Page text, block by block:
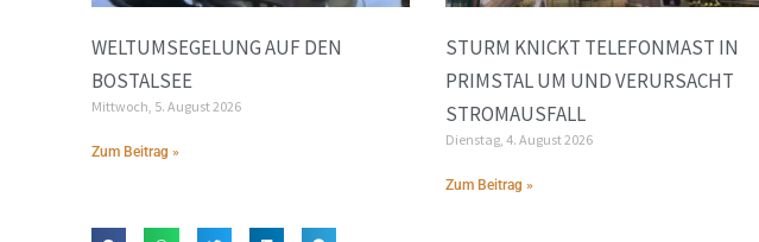
WELTUMSEGELUNG AUF DEN
BOSTALSEE
Mittwoch, 5. August 2026
Zum Beitrag »
STURM KNICKT TELEFONMAST IN
PRIMSTAL UM UND VERURSACHT
STROMAUSFALL
Dienstag, 4. August 2026
Zum Beitrag »